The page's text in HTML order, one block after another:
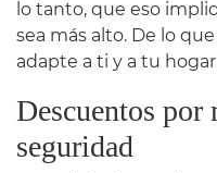
lo tanto, que eso
sea más alto. De lo
adapte a ti y a tu
Descuentos por
seguridad